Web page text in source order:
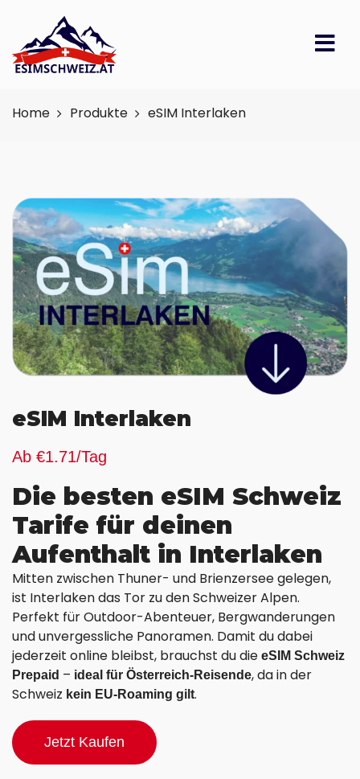
Home Produkte eSIM Interlaken
eSIM Interlaken
Ab €1.71/Tag
Die besten eSIM Schweiz
Tarife für deinen
Aufenthalt in Interlaken
Mitten zwischen Thuner- und Brienzersee gelegen,
ist Interlaken das Tor zu den Schweizer Alpen.
Perfekt für Outdoor-Abenteuer, Bergwanderungen
und unvergessliche Panoramen. Damit du dabei
jederzeit online bleibst, brauchst du die eSIM Schweiz
Prepaid – ideal für Österreich-Reisende, da in der
Schweiz kein EU-Roaming gilt.
Jetzt Kaufen